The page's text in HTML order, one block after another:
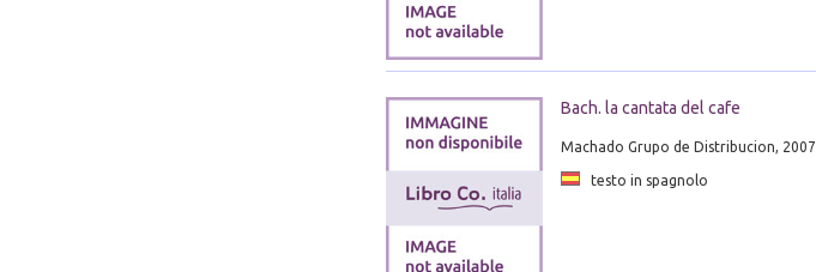
Bach. la cantata del cafe
Machado Grupo de Distribucion, 2007
testo in spagnolo